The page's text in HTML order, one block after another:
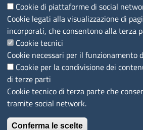
Cookie di piattaforme di social
Cookie legati alla visualizzazione di
incorporati, che consentono alla terza
Cookie tecnici
Cookie necessari per il
Cookie per la condivisione dei
di terze parti
Cookie tecnico di terza parte che
tramite social network.
Conferma le scelte